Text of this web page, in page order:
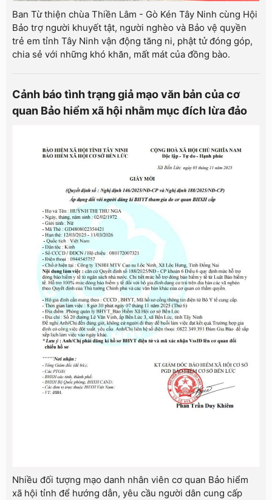
Ban Từ thiện chùa Thiền Lâm - Gò Kén Tây Ninh cùng Hội
Bảo trợ người khuyết tật, người nghèo và Bảo vệ quyền
trẻ em tỉnh Tây Ninh vận động tăng ni, phật tử đóng góp,
chia sẻ với những khó khăn, mất mát của đồng bào.
Cảnh báo tình trạng giả mạo văn bản của cơ
quan Bảo hiểm xã hội nhằm mục đích lừa đảo
Nhiều đối tượng mạo danh nhân viên cơ quan Bảo hiểm
xã hội tỉnh để hướng dẫn, yêu cầu người dân cung cấp